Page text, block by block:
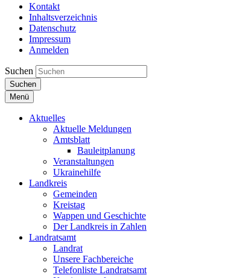
Kontakt
Inhaltsverzeichnis
Datenschutz
Impressum
Anmelden
Suchen
Suchen
Menü
Aktuelles
Aktuelle Meldungen
Amtsblatt
Bauleitplanung
Veranstaltungen
Ukrainehilfe
Landkreis
Gemeinden
Kreistag
Wappen und Geschichte
Der Landkreis in Zahlen
Landratsamt
Landrat
Unsere Fachbereiche
Telefonliste Landratsamt